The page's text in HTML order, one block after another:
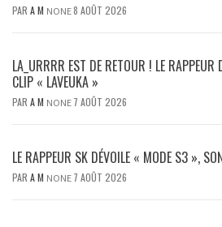
PAR A M NONE8 AOÛT 2026
LA_URRRR EST DE RETOUR ! LE RAPPEUR
CLIP « LAVEUKA »
PAR A M NONE 7 AOÛT 2026
LE RAPPEUR SK DÉVOILE « MODE S3 »,
PAR A M NONE 7 AOÛT 2026